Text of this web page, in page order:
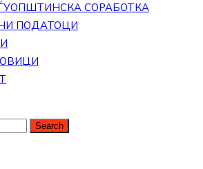
СОРАБОТКА
ПОДАТОЦИ